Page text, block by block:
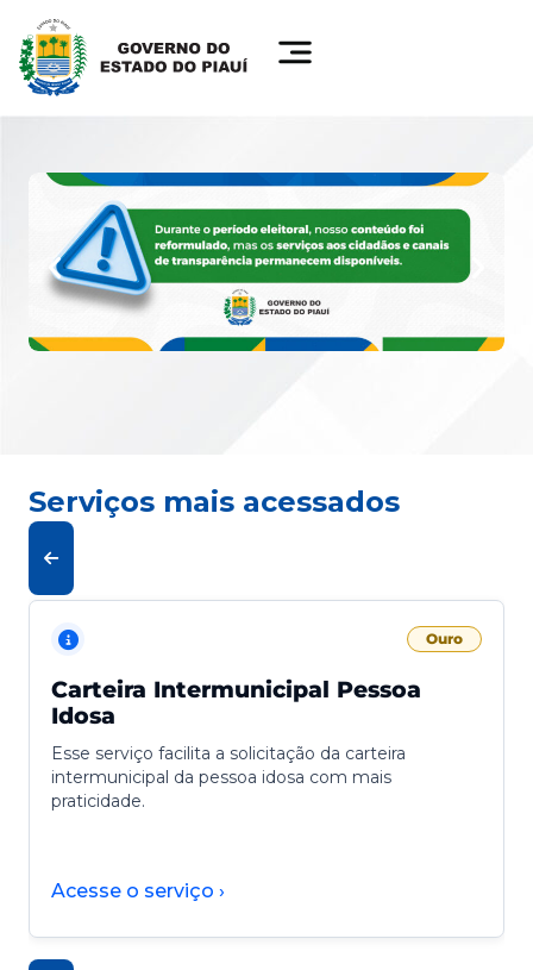
Serviços mais acessados
Ouro
Carteira Intermunicipal Pessoa
Idosa
Esse serviço facilita a solicitação da carteira
intermunicipal da pessoa idosa com mais
praticidade.
Acesse o serviço ›